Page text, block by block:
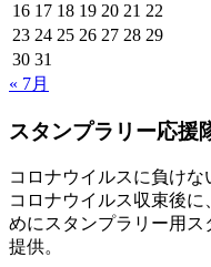
16 17 18 19 20 21 22
23 24 25 26 27 28 29
30 31
« 7月
スタンプラリー応援
コロナウイルスに負けな
コロナウイルス収束後
めにスタンプラリー用
提供。